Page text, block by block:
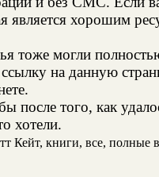
является хорошим
тоже могли
на данную
после того, как
хотели.
Кейт, книги, все, полные